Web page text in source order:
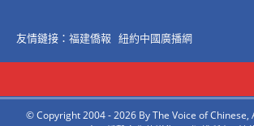
友情鏈接： 福建僑報 紐約中國廣播網
© Copyright 2004 - 2026 By The Voice of Chinese,